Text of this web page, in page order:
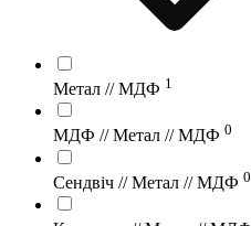
Метал // МДФ 1
МДФ // Метал // МДФ 0
Сендвіч // Метал // МДФ 0